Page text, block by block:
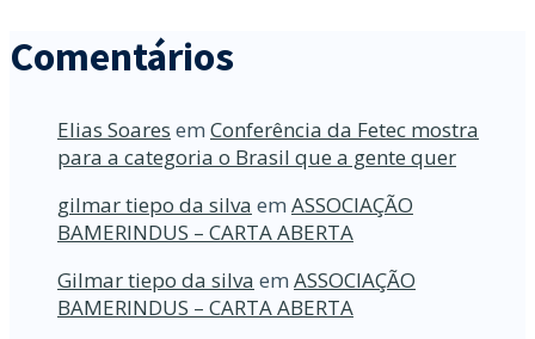
Comentários
Elias Soares em Conferência da Fetec mostra
para a categoria o Brasil que a gente quer
gilmar tiepo da silva em ASSOCIAÇÃO
BAMERINDUS – CARTA ABERTA
Gilmar tiepo da silva em ASSOCIAÇÃO
BAMERINDUS – CARTA ABERTA